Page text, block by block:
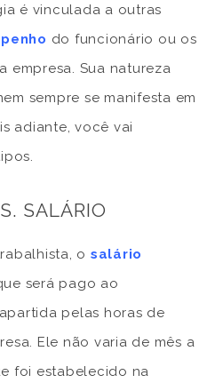
é vinculada a outras
do funcionário ou os
empresa. Sua natureza
sempre se manifesta em
adiante, você vai
SALÁRIO
o salário
será pago ao
pelas horas de
Ele não varia de mês a
foi estabelecido na